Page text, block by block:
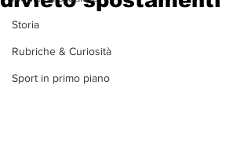
Storia
Rubriche & Curiosità
Sport in primo piano